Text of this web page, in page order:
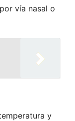
vía nasal o
y